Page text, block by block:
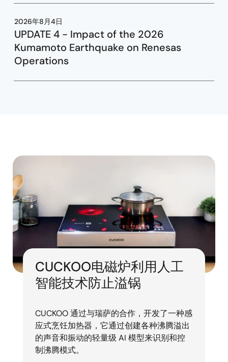
2026年8月4日
UPDATE 4 - Impact of the 2026
Kumamoto Earthquake on Renesas
Operations
CUCKOO电磁炉利用人工
智能技术防止溢锅
CUCKOO 通过与瑞萨的合作，开发了一种感
应式烹饪加热器，它通过创建各种沸腾溢出
的声音和振动的轻量级 AI 模型来识别和控
制沸腾模式。